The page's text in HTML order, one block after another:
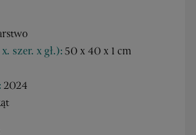
szer. x gł.):50 x 40 x 1 cm
2024